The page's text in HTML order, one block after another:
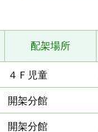
配架場所
４Ｆ児童
開架分館
開架分館